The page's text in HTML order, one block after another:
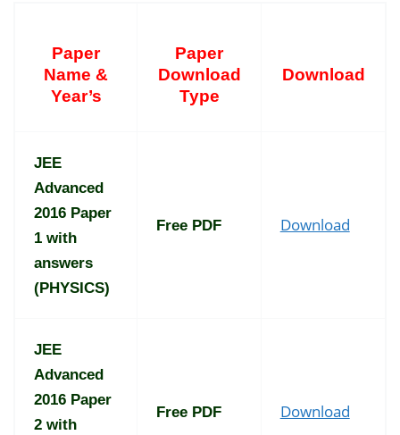
Paper
Name &
Year’s
Paper
Download
Type
Download
JEE
Advanced
2016 Paper
1 with
answers
(PHYSICS)
Free PDF Download
JEE
Advanced
2016 Paper
2 with
Free PDF Download